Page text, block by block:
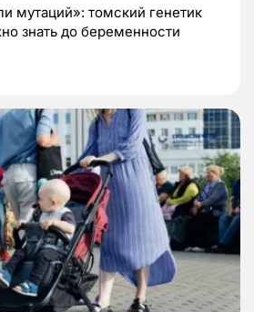
мутаций»: томский генетик
знать до беременности